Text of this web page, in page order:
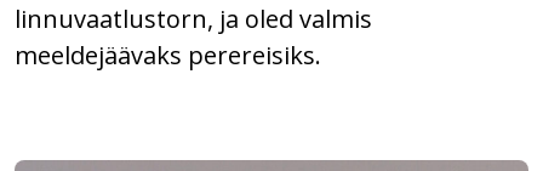
linnuvaatlustorn, ja oled valmis
meeldejäävaks perereisiks.